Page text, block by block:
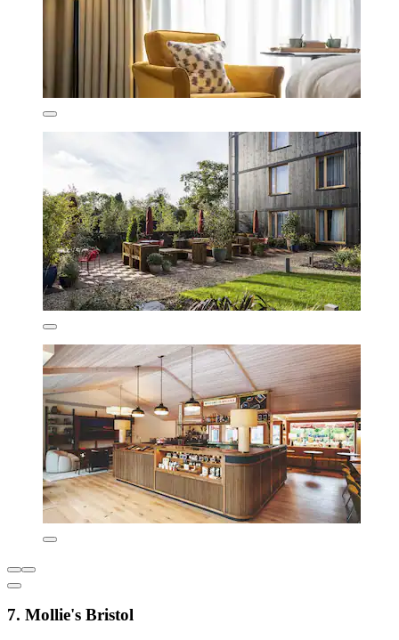
7. Mollie's Bristol